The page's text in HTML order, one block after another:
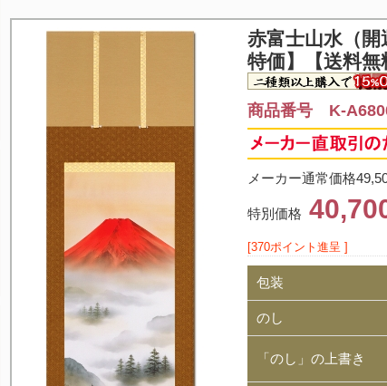
赤富士山水（
特価】【送料無
商品番号 K-
メーカー通常価格
特別価格
[370ポイント進呈 ]
包装
のし
「のし」の上書き